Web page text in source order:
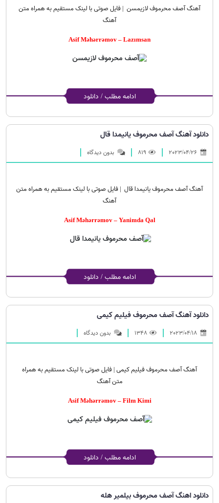
آهنگ آصف محرموف لازیمسن | فایل صوتی با لینک مستقیم به همراه متن
آهنگ
Asif Məhərrəmov – Lazımsan
ادامه مطلب / دانلود
دانلود آهنگ آصف محرموف یانیمدا قال
819 بدون دیدگاه
آهنگ آصف محرموف یانیمدا قال | فایل صوتی با لینک مستقیم به همراه متن
آهنگ
Asif Məhərrəmov – Yanimda Qal
ادامه مطلب / دانلود
دانلود آهنگ آصف محرموف فیلیم کیمی
1348 بدون دیدگاه
آهنگ آصف محرموف فیلیم کیمی | فایل صوتی با لینک مستقیم به همراه
متن آهنگ
Asif Məhərrəmov – Film Kimi
ادامه مطلب / دانلود
دانلود اهنگ آصف محرموف بیلمیر هله